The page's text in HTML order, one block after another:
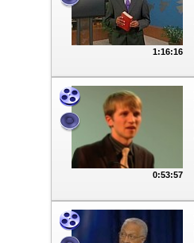
1:16:16
0:53:57